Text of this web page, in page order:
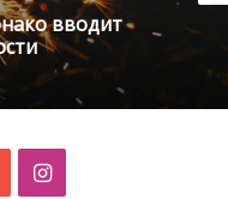
вводит
Instagram